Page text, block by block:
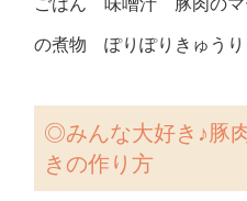
ごはん 味噌汁 豚肉のマ
の煮物 ぽりぽりきゅうり
◎みんな大好き♪豚
きの作り方